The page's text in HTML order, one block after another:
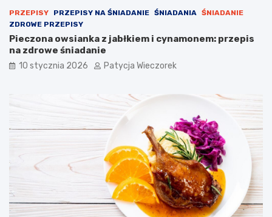
PRZEPISY PRZEPISY NA ŚNIADANIE ŚNIADANIA ŚNIADANIE
ZDROWE PRZEPISY
Pieczona owsianka z jabłkiem i cynamonem: przepis
na zdrowe śniadanie
10 stycznia 2026 Patycja Wieczorek